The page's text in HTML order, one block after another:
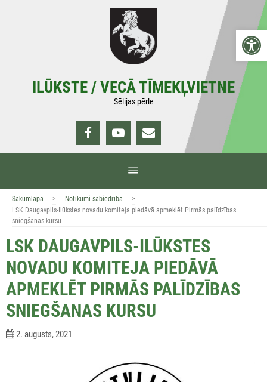
ILŪKSTE / VECĀ TĪMEKĻVIETNE
Sēlijas pērle
Sākumlapa > Notikumi sabiedrībā
>
LSK Daugavpils-Ilūkstes novadu komiteja piedāvā apmeklēt Pirmās palīdzības
sniegšanas kursu
LSK DAUGAVPILS-ILŪKSTES
NOVADU KOMITEJA PIEDĀVĀ
APMEKLĒT PIRMĀS PALĪDZĪBAS
SNIEGŠANAS KURSU
2. augusts, 2021